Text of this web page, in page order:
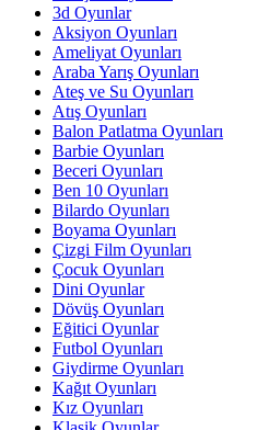
3d Oyunlar
Aksiyon Oyunları
Ameliyat Oyunları
Araba Yarış Oyunları
Ateş ve Su Oyunları
Atış Oyunları
Balon Patlatma Oyunları
Barbie Oyunları
Beceri Oyunları
Ben 10 Oyunları
Bilardo Oyunları
Boyama Oyunları
Çizgi Film Oyunları
Çocuk Oyunları
Dini Oyunlar
Dövüş Oyunları
Eğitici Oyunlar
Futbol Oyunları
Giydirme Oyunları
Kağıt Oyunları
Kız Oyunları